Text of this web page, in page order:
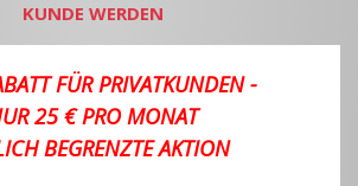
KUNDE WERDEN
FÜR PRIVATKUNDEN -
25 € PRO MONAT
BEGRENZTE AKTION